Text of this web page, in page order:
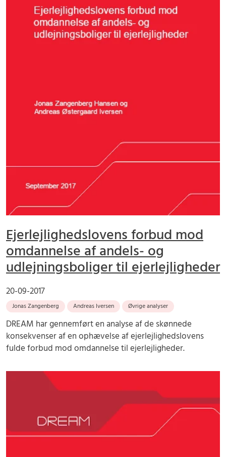
Ejerlejlighedslovens forbud mod
omdannelse af andels- og
udlejningsboliger til ejerlejligheder
20-09-2017
Jonas Zangenberg Andreas Iversen Øvrige analyser
DREAM har gennemført en analyse af de skønnede
konsekvenser af en ophævelse af ejerlejlighedslovens
fulde forbud mod omdannelse til ejerlejligheder.